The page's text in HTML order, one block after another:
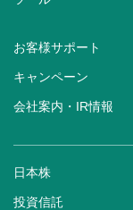
お客様サポート
キャンペーン
会社案内・IR情報
日本株
投資信託